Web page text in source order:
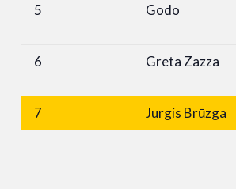
5 Godo
6 Greta Zazza
7 Jurgis Brūzga